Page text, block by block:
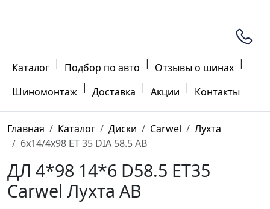
Каталог | Подбор по авто | Отзывы о шинах |
Шиномонтаж | Доставка | Акции | Контакты
Главная Каталог Диски Carwel
Лухта
6x14/4x98 ET 35 DIA 58.5 AB
ДЛ 4*98 14*6 D58.5 ET35
Carwel Лухта AB